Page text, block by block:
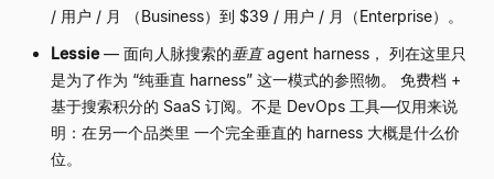
/ 用户 / 月 （Business）到 $39 / 用户 / 月（Enterprise）。
Lessie — 面向人脉搜索的垂直agent harness， 列在这里只
是为了作为 “纯垂直 harness” 这一模式的参照物。 免费档 +
基于搜索积分的 SaaS 订阅。不是 DevOps 工具—仅用来说
明：在另一个品类里 一个完全垂直的 harness 大概是什么价
位。